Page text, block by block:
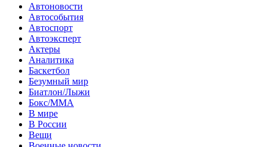
Автоновости
Автособытия
Автоспорт
Автоэксперт
Актеры
Аналитика
Баскетбол
Безумный мир
Биатлон/Лыжи
Бокс/MMA
В мире
В России
Вещи